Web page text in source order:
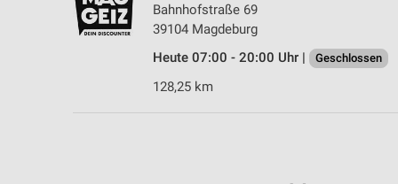
Bahnhofstraße 69
39104 Magdeburg
Heute 07:00 - 20:00 Uhr |
Geschlossen
128,25 km